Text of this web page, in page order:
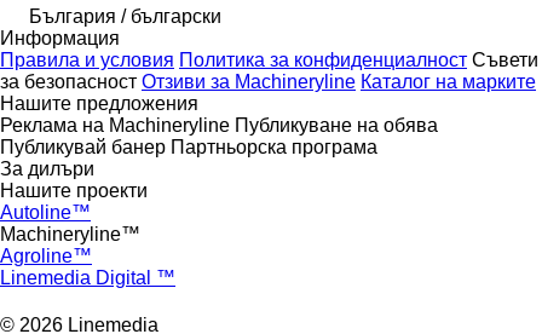
България / български
Информация
Правила и условия Политика за конфиденциалност Съвети
за безопасност Отзиви за Machineryline Каталог на марките
Нашите предложения
Реклама на Machineryline Публикуване на обява
Публикувай банер Партньорска програма
За дилъри
Нашите проекти
Autoline™
Machineryline™
Agroline™
Linemedia Digital ™
© 2026 Linemedia